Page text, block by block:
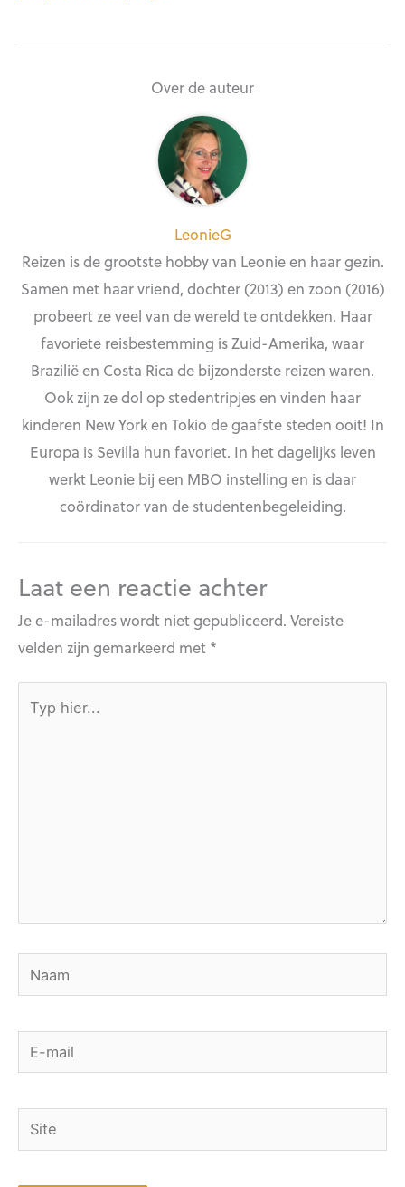
Over de auteur
LeonieG
Reizen is de grootste hobby van Leonie en haar gezin.
Samen met haar vriend, dochter (2013) en zoon (2016)
probeert ze veel van de wereld te ontdekken. Haar
favoriete reisbestemming is Zuid-Amerika, waar
Brazilië en Costa Rica de bijzonderste reizen waren.
Ook zijn ze dol op stedentripjes en vinden haar
kinderen New York en Tokio de gaafste steden ooit! In
Europa is Sevilla hun favoriet. In het dagelijks leven
werkt Leonie bij een MBO instelling en is daar
coördinator van de studentenbegeleiding.
Laat een reactie achter
Je e-mailadres wordt niet gepubliceerd. Vereiste
velden zijn gemarkeerd met *
hier...
Naam
E-
mail
Site